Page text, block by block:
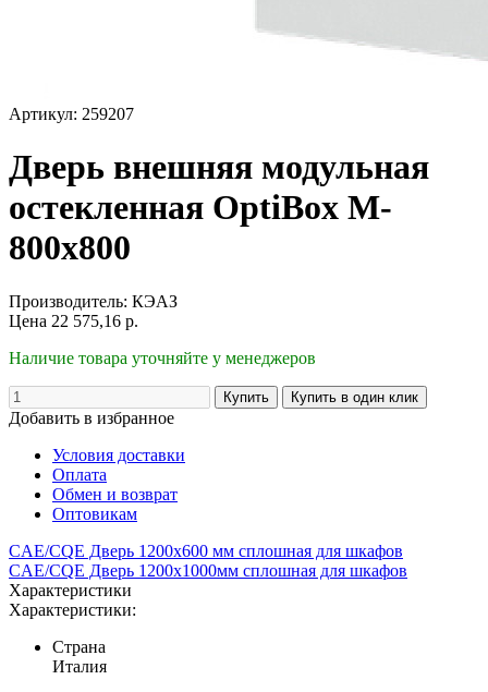
Артикул: 259207
Дверь внешняя модульная
остекленная OptiBox M-
800х800
Производитель: КЭАЗ
Цена 22 575,16 р.
Наличие товара уточняйте у менеджеров
Добавить в избранное
Условия доставки
Оплата
Обмен и возврат
Оптовикам
CAE/CQE Дверь 1200x600 мм сплошная для шкафов
CAE/CQE Дверь 1200х1000мм сплошная для шкафов
Характеристики
Характеристики:
Страна
Италия